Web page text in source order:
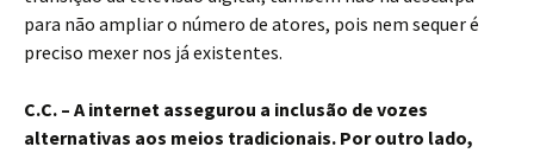
para não ampliar o número de atores, pois nem sequer é
preciso mexer nos já existentes.
C.C. – A internet assegurou a inclusão de vozes
alternativas aos meios tradicionais. Por outro lado,